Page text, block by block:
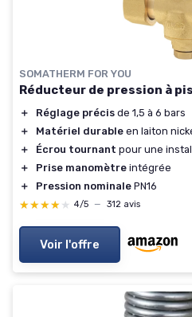
SOMATHERM FOR YOU
Réducteur de pression à
＋ Réglage précis de 1,5 à 6 bars
＋
Matériel durable en laiton
＋
Écrou tournant pour une
＋
Prise manomètre intégrée
＋
Pression nominale PN16
★★★★★
★★★★★ 4/5 — 312 avis
Voir l'offre